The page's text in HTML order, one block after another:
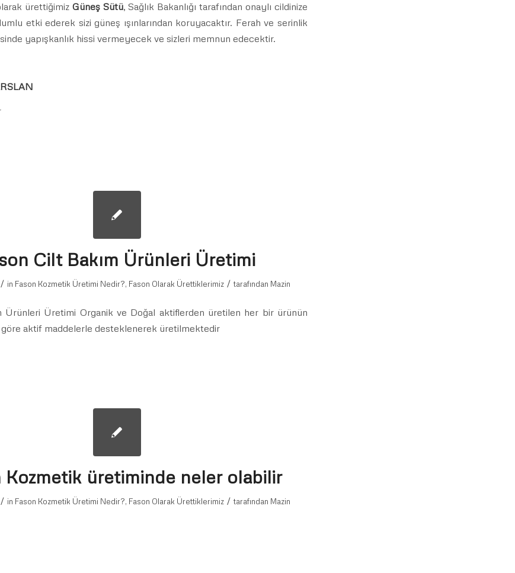
ürettiğimiz Güneş Sütü, Sağlık Bakanlığı tarafından onaylı cildinize
etki ederek sizi güneş ışınlarından koruyacaktır. Ferah ve serinlik
yapışkanlık hissi vermeyecek ve sizleri memnun edecektir.
Cilt Bakım Ürünleri Üretimi
/ in Fason Kozmetik Üretimi Nedir?, Fason Olarak Ürettiklerimiz / tarafından Mazin
Ürünleri Üretimi Organik ve Doğal aktiflerden üretilen her bir ürünün
aktif maddelerle desteklenerek üretilmektedir
Kozmetik üretiminde neler olabilir
/ in Fason Kozmetik Üretimi Nedir?, Fason Olarak Ürettiklerimiz / tarafından Mazin